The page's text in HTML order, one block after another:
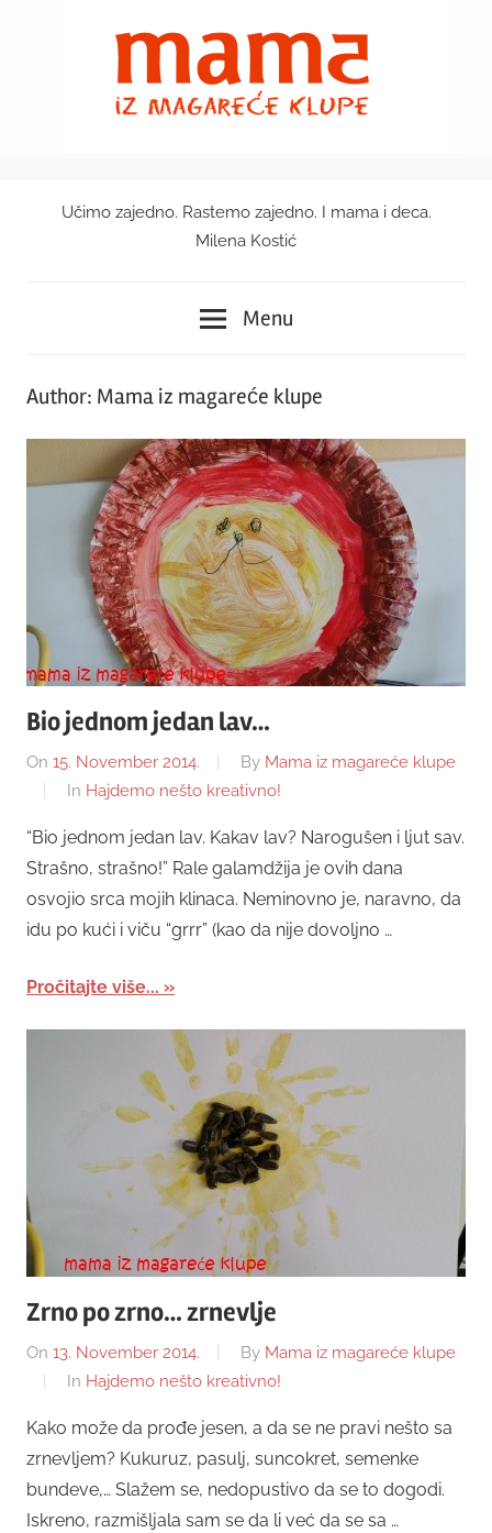
Mama
magareće
klupe
Učimo zajedno. Rastemo zajedno. I mama i deca.
Milena Kostić
Menu
Author: Mama iz magareće klupe
Bio jednom jedan lav…
On 15. November 2014. By Mama iz magareće klupe
In Hajdemo nešto kreativno!
“Bio jednom jedan lav. Kakav lav? Narogušen i ljut sav.
Strašno, strašno!” Rale galamdžija je ovih dana
osvojio srca mojih klinaca. Neminovno je, naravno, da
idu po kući i viču “grrr” (kao da nije dovoljno …
Pročitajte više...
Zrno po zrno… zrnevlje
On 13. November 2014. By Mama iz magareće klupe
In Hajdemo nešto kreativno!
Kako može da prođe jesen, a da se ne pravi nešto sa
zrnevljem? Kukuruz, pasulj, suncokret, semenke
bundeve,… Slažem se, nedopustivo da se to dogodi.
Iskreno, razmišljala sam se da li već da se sa …